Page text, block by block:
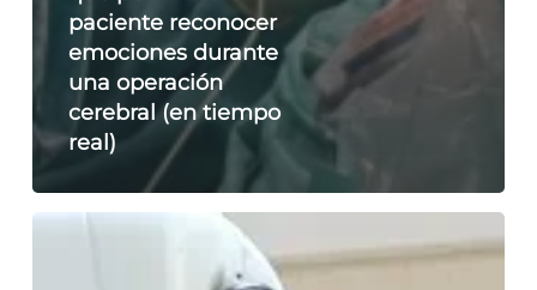
paciente reconocer
emociones durante
una operación
cerebral (en tiempo
real)